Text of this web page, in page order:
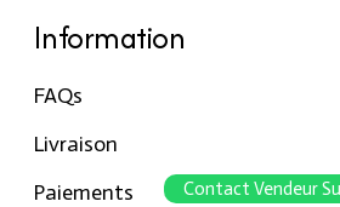
Information
FAQs
Livraison
Paiements
Contact Vendeur